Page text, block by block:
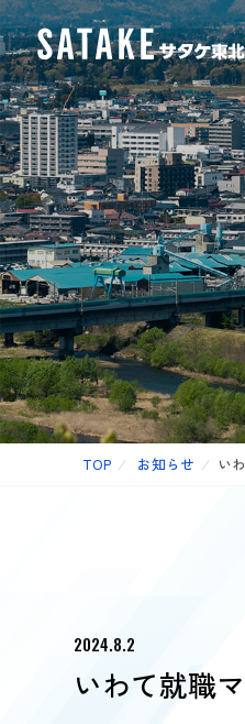
TOP ⁄ お知らせ ⁄ い
2024.8.2
いわて就職